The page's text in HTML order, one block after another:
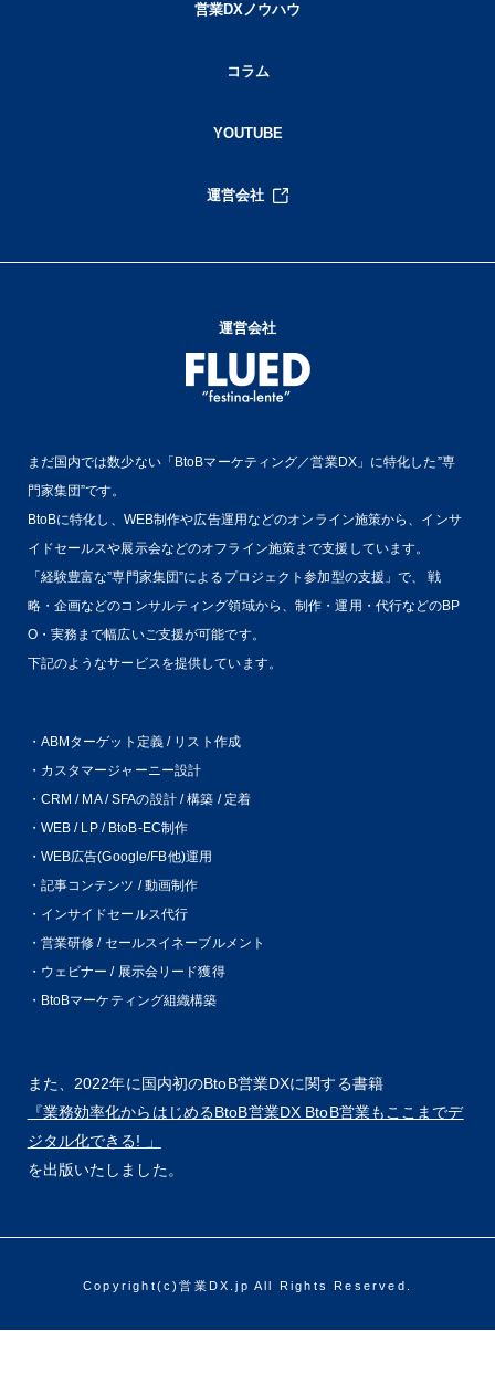
営業DXノウハウ
コラム
YOUTUBE
運営会社
運営会社
まだ国内では数少ない「BtoBマーケティング／営業DX」に特化した”専
門家集団”です。
BtoBに特化し、WEB制作や広告運用などのオンライン施策から、インサ
イドセールスや展示会などのオフライン施策まで支援しています。
「経験豊富な”専門家集団”によるプロジェクト参加型の支援」で、
戦
略・企画などのコンサルティング領域から、制作・運用・代行などのBP
O・実務まで幅広いご支援が可能です。
下記のようなサービスを提供しています。
・ABMターゲット定義 / リスト作成
・カスタマージャーニー設計
・CRM / MA / SFAの設計 / 構築 / 定着
・WEB / LP / BtoB-EC制作
・WEB広告(Google/FB他)運用
・記事コンテンツ / 動画制作
・インサイドセールス代行
・営業研修 / セールスイネーブルメント
・ウェビナー / 展示会リード獲得
・BtoBマーケティング組織構築
また、2022年に国内初のBtoB営業DXに関する書籍
『業務効率化からはじめるBtoB営業DX BtoB営業もここまでデ
ジタル化できる! 」
を出版いたしました。
Copyright(c)営業DX.jp All Rights Reserved.